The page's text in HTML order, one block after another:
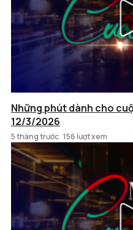
Những phút dành cho
12/3/2026
5 tháng trước 156 lượt xem